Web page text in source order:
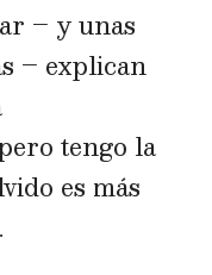
– y unas
– explican
tengo la
es más